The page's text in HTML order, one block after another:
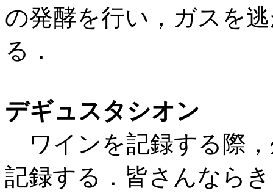
の発酵を行い，ガスを
る．
デギュスタシオン
ワインを記録する際
記録する．皆さんなら